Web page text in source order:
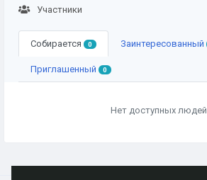
Участники
Собирается 0 Заинтересованный
Приглашенный 0
Нет доступных людей